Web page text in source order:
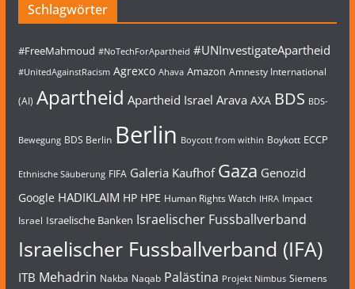
Schlagwörter
#FreeMahmoud #NoTechForApartheid #UNInvestigateApartheid
#UnitedAgainstRacism Agrexco Ahava Amazon Amnesty International
(AI) Apartheid Apartheid Israel Arava AXA BDS BDS-
Bewegung BDS Berlin Berlin Boycott from within Boykott ECCP
Ethnische Säuberung FIFA Galeria Kaufhof Gaza Genozid
Google HADIKLAIM HP HPE Human Rights Watch IHRA Impact
Israel Israelische Banken Israelischer Fussballverband
Israelischer Fussballverband (IFA)
ITB Mehadrin Nakba Naqab Palästina Projekt Nimbus Siemens